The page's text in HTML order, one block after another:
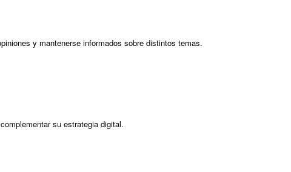
y mantenerse informados sobre distintos temas.
su estrategia digital.